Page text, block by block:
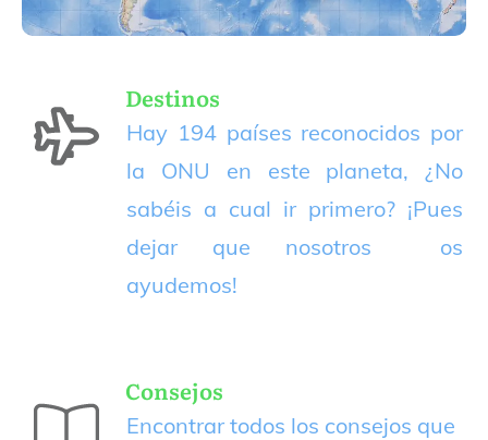
Destinos
Hay 194 países reconocidos por
la ONU en este planeta, ¿No
sabéis a cual ir primero? ¡Pues
dejar que nosotros os
ayudemos!
Consejos
Encontrar todos los consejos que